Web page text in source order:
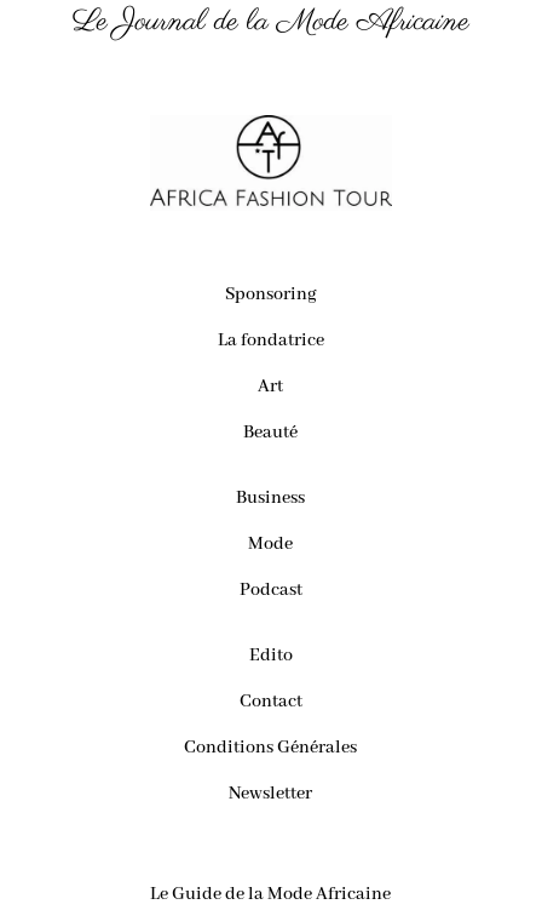
Le Journal de la Mode Africaine
Sponsoring
La fondatrice
Art
Beauté
Business
Mode
Podcast
Edito
Contact
Conditions Générales
Newsletter
Le Guide de la Mode Africaine